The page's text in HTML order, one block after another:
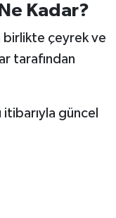
Kadar?
birlikte çeyrek ve
tarafından
güncel